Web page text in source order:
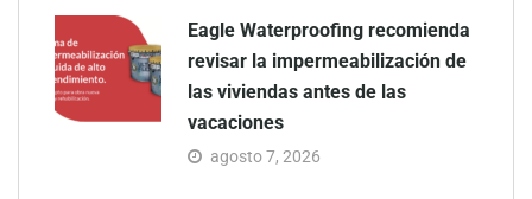
Eagle Waterproofing recomienda
revisar la impermeabilización de
las viviendas antes de las
vacaciones
agosto 7, 2026